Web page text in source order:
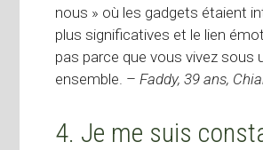
nous » où les gadgets étaient
plus significatives et le lien
pas parce que vous vivez
ensemble. – Faddy, 39 ans,
4. Je me suis